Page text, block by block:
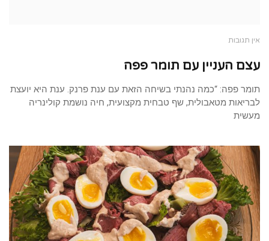
אין תגובות
עצם העניין עם תומר פפה
תומר פפה: “כמה נהנתי בשיחה הזאת עם ענת פרנק. ענת היא יועצת
לבריאות מטאבולית, שף טבחית מקצועית, חיה נושמת קולינריה
מעשית